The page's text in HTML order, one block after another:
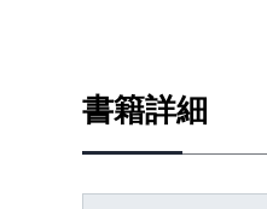
書籍詳細